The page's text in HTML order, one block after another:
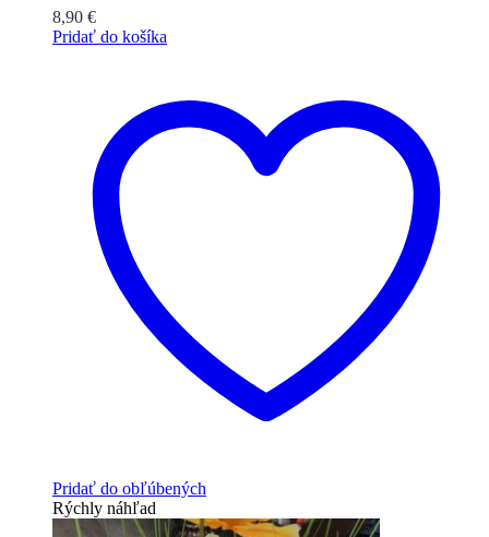
8,90 €
Pridať do košíka
Pridať do obľúbených
Rýchly náhľad